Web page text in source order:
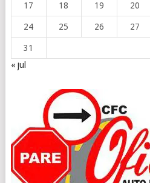
17 18 19 20
24 25 26 27
31
« jul